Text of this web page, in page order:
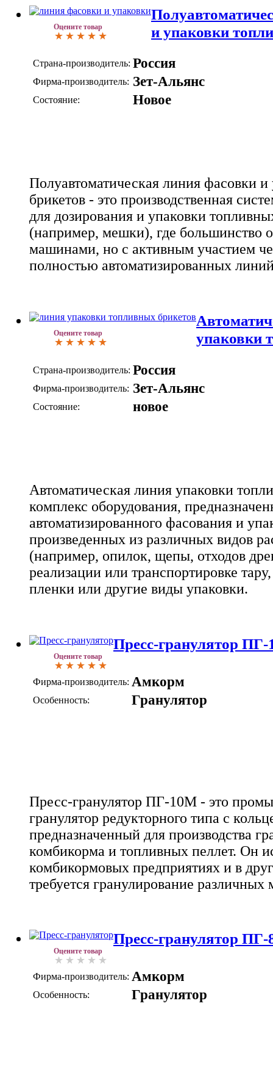
Оцените товар
и упаковки
Страна-производитель: Россия
Фирма-производитель: Зет-Альянс
Состояние: Новое
Полуавтоматическая линия фасовки
брикетов - это производственная
для дозирования и упаковки
(например, мешки), где большинство
машинами, но с активным участием
полностью автоматизированных
Оцените товар
упаковки
Страна-производитель: Россия
Фирма-производитель: Зет-Альянс
Состояние: новое
Автоматическая линия упаковки
комплекс оборудования,
автоматизированного фасования и
произведенных из различных видов
(например, опилок, щепы, отходов
реализации или транспортировке
пленки или другие виды упаковки.
Оцените товар
Пресс-гранулятор
Фирма-производитель: Амкорм
Особенность: Гранулятор
Пресс-гранулятор ПГ-10М - это
гранулятор редукторного типа с
предназначенный для производства
комбикорма и топливных пеллет. Он
комбикормовых предприятиях и в
требуется гранулирование различных
Оцените товар
Пресс-гранулятор
Фирма-производитель: Амкорм
Особенность: Гранулятор